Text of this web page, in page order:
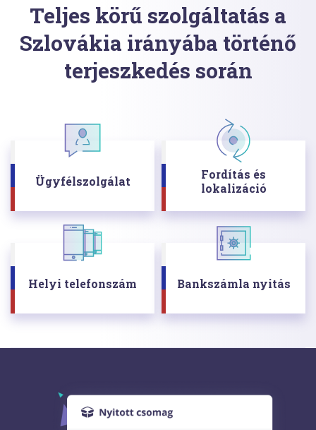
Teljes körű szolgáltatás a
Szlovákia irányába történő
terjeszkedés során
Ügyfélszolgálat
Fordítás és
lokalizáció
Helyi telefonszám Bankszámla nyitás